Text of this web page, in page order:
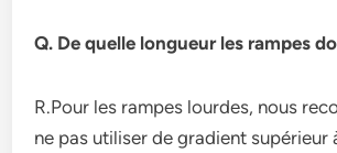
Q. De quelle longueur les rampes
R.Pour les rampes lourdes, nous
ne pas utiliser de gradient supérieur